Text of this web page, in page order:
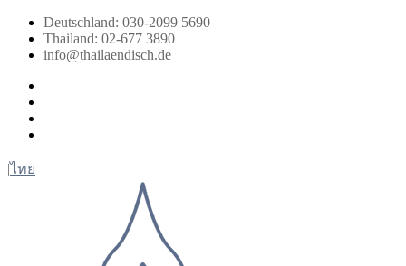
Zum
Inhalt
springen
Deutschland: 030-2099 5690
Thailand: 02-677 3890
info@thailaendisch.de
|ไทย